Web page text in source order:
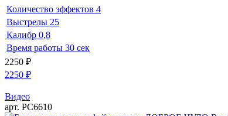
Количество эффектов 4
Выстрелы 25
Калибр 0,8
Время работы 30 сек
2250 ₽
2250 ₽
Видео
арт. РС6610